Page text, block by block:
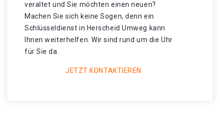
veraltet und Sie möchten einen neuen?
Machen Sie sich keine Sogen, denn ein
Schlüsseldienst in Herscheid Umweg kann
Ihnen weiterhelfen. Wir sind rund um die Uhr
für Sie da.
JETZT KONTAKTIEREN